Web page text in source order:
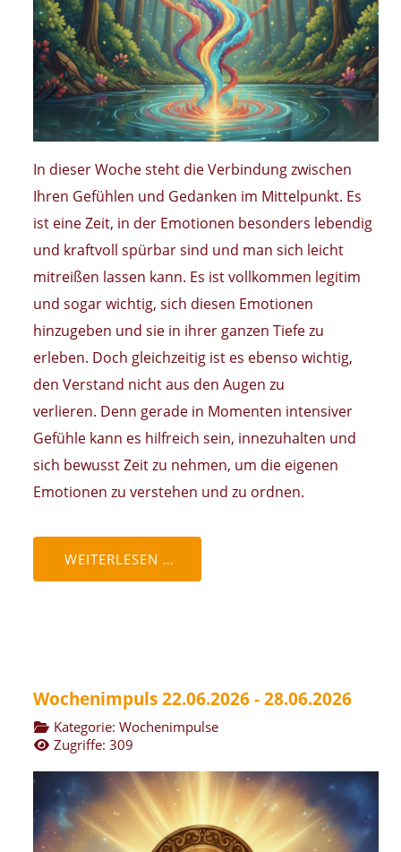
In dieser Woche steht die Verbindung zwischen
Ihren Gefühlen und Gedanken im Mittelpunkt. Es
ist eine Zeit, in der Emotionen besonders lebendig
und kraftvoll spürbar sind und man sich leicht
mitreißen lassen kann. Es ist vollkommen legitim
und sogar wichtig, sich diesen Emotionen
hinzugeben und sie in ihrer ganzen Tiefe zu
erleben. Doch gleichzeitig ist es ebenso wichtig,
den Verstand nicht aus den Augen zu
verlieren. Denn gerade in Momenten intensiver
Gefühle kann es hilfreich sein, innezuhalten und
sich bewusst Zeit zu nehmen, um die eigenen
Emotionen zu verstehen und zu ordnen.
WEITERLESEN …
Wochenimpuls 22.06.2026 - 28.06.2026
Kategorie: Wochenimpulse
Zugriffe: 309